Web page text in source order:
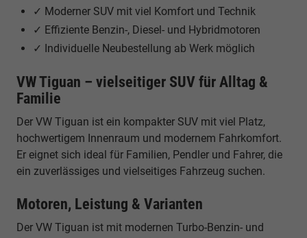
✓ Moderner SUV mit viel Komfort und Technik
✓ Effiziente Benzin-, Diesel- und Hybridmotoren
✓ Individuelle Neubestellung ab Werk möglich
VW Tiguan – vielseitiger SUV für Alltag &
Familie
Der VW Tiguan ist ein kompakter SUV mit viel Platz,
hochwertigem Innenraum und modernem Fahrkomfort.
Er eignet sich ideal für Familien, Pendler und Fahrer, die
ein zuverlässiges und vielseitiges Fahrzeug suchen.
Motoren, Leistung & Varianten
Der VW Tiguan ist mit modernen Turbo-Benzin- und